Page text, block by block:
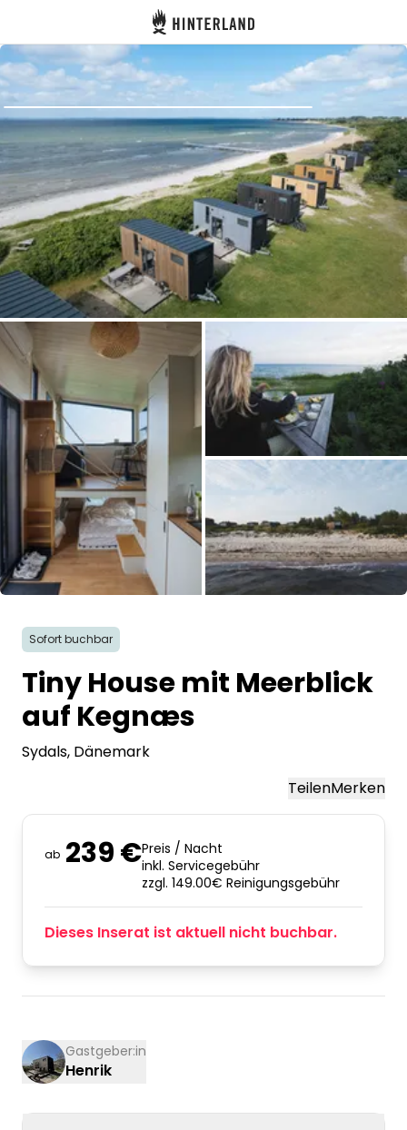
Hinterland
Anmelden
Registrieren
Gastgeber werden
Zelt- & Stellplätze
Unterkünfte
Routen
Frag Howdy
Fotoinspiration
Tipps & Inspiration
Stories
Über uns
Shop
Kontakt
Sofort buchbar
Tiny House mit Meerblick
auf Kegnæs
Sydals, Dänemark
TeilenMerken
ab 239 €Preis / Nacht
inkl. Servicegebühr
zzgl. 149.00€ Reinigungsgebühr
Dieses Inserat ist aktuell nicht buchbar.
Gastgeber:in
Henrik